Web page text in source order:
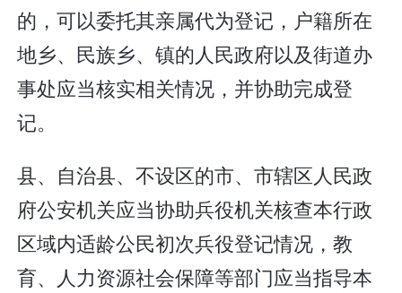
的，可以委托其亲属代为登记，户籍所在
地乡、民族乡、镇的人民政府以及街道办
事处应当核实相关情况，并协助完成登
记。
县、自治县、不设区的市、市辖区人民政
府公安机关应当协助兵役机关核查本行政
区域内适龄公民初次兵役登记情况，教
育、人力资源社会保障等部门应当指导本